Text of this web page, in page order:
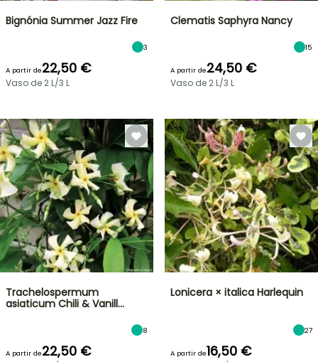
Bignónia Summer Jazz Fire
3
A partir de22,50 €
Vaso de 2 L/3 L
Clematis Saphyra Nancy
15
A partir de24,50 €
Vaso de 2 L/3 L
Trachelospermum
asiaticum Chili & Vanill…
8
A partir de22,50 €
Lonicera × italica Harlequin
27
A partir de16,50 €